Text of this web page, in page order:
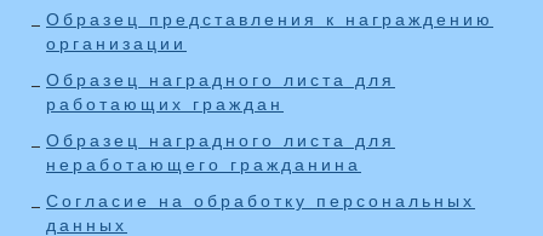
Образец представления к награждению
организации
Образец наградного листа для
работающих граждан
Образец наградного листа для
неработающего гражданина
Согласие на обработку персональных
данных